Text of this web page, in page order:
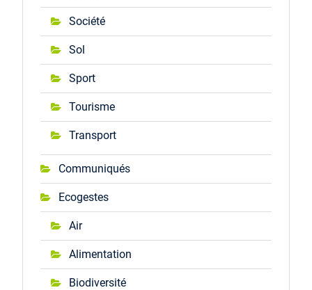
Société
Sol
Sport
Tourisme
Transport
Communiqués
Ecogestes
Air
Alimentation
Biodiversité